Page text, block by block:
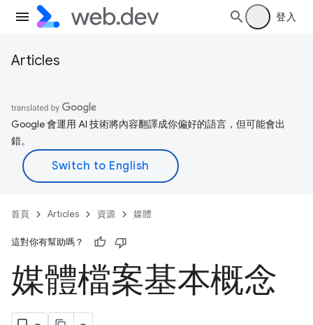
登入
Articles
Google 會運用 AI 技術將內容翻譯成你偏好的語言，但可能會出
錯。
首頁 Articles 資源 媒體
這對你有幫助嗎？
媒體檔案基本概念